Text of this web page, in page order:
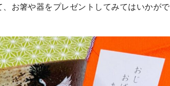
お箸や器をプレゼントしてみてはいかがで